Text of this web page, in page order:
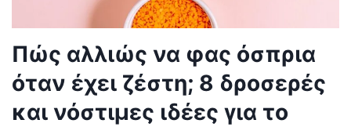
Πώς αλλιώς να φας όσπρια
όταν έχει ζέστη; 8 δροσερές
και νόστιμες ιδέες για το